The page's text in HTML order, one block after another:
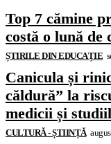
Top 7 cămine
costă o lună de
ȘTIRILE DIN EDUCAȚIE
Canicula și
căldură” la
medicii și
CULTURĂ - ȘTIINȚĂ